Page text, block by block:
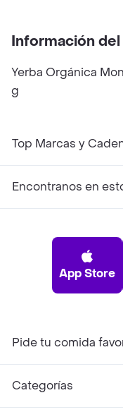
Información
Yerba Orgánica
g
Top Marcas y
Encontranos en
App Store
Pide tu comida
Categorías